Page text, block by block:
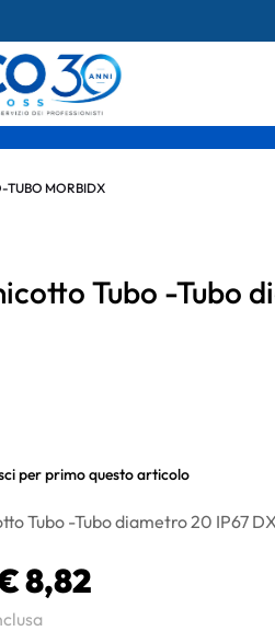
TUBO MORBIDX
Tubo -Tubo
per primo questo articolo
Tubo -Tubo diametro 20 IP67
8,82